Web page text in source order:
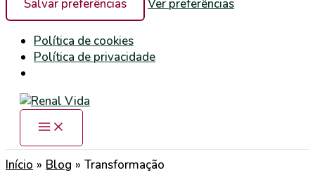
Salvar preferências Ver preferências
Política de cookies
Política de privacidade
Início Blog Transformação